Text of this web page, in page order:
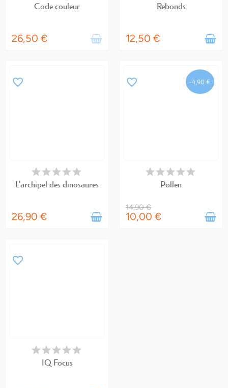
Code couleur
26,50 €
Rebonds
12,50 €
EN STOCK
favorite_border
L'archipel des dinosaures
26,90 €
-4,90 €
DERNIERS ARTICLES EN STOCK
favorite_border
Pollen
14,90 €
10,00 €
EN STOCK
favorite_border
IQ Focus